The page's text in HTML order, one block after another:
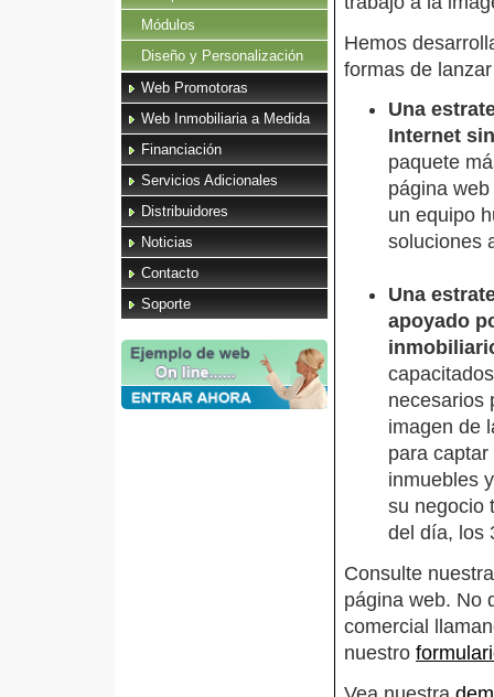
Módulos
Diseño y Personalización
Web Promotoras
Web Inmobiliaria a Medida
Financiación
Servicios Adicionales
Distribuidores
Noticias
Contacto
Soporte
Hemos
formas de
Una
Internet
paquete
página
un equipo
soluciones
Una
apoyado
necesarios
imagen de
para
inmuebles
su negocio
del día, los
Consulte
página web. No
comercial
nuestro